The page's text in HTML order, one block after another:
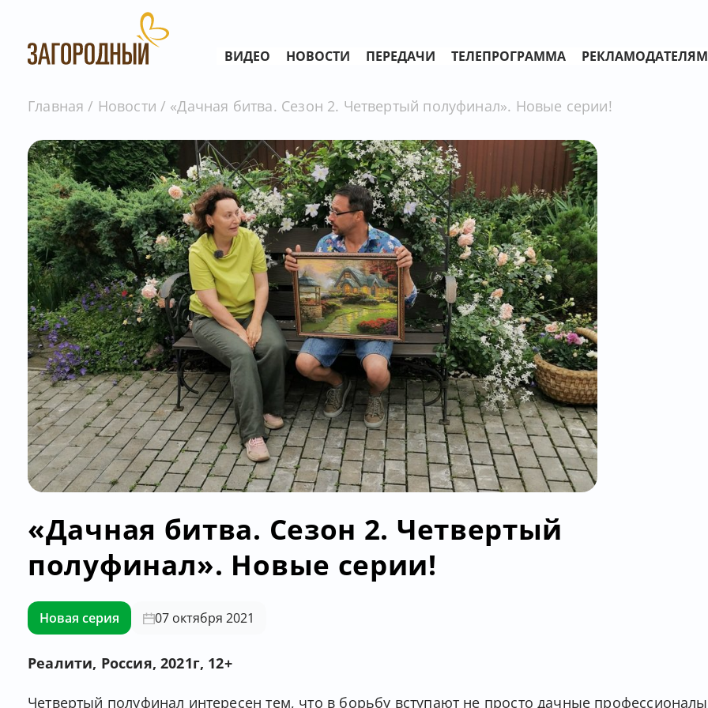
ВИДЕО НОВОСТИ ПЕРЕДАЧИ ТЕЛЕПРОГРАММА РЕКЛАМОДАТЕЛЯМ
Главная Новости «Дачная битва. Сезон 2. Четвертый полуфинал». Новые серии!
Новая серия 07 октября 2021
«Дачная битва. Сезон 2. Четвертый
полуфинал». Новые серии!
Реалити, Россия, 2021г, 12+
Четвертый полуфинал интересен тем, что в борьбу вступают не просто дачные